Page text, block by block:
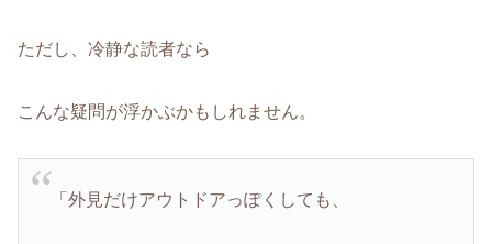
ただし、冷静な読者なら
こんな疑問が浮かぶかもしれません。
「外見だけアウトドアっぽくしても、